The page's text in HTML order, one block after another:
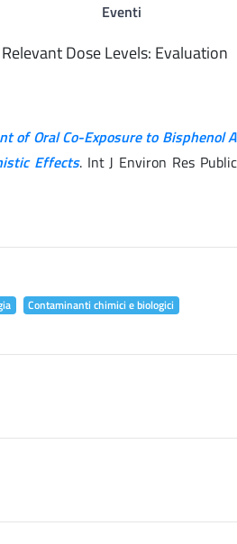
Eventi
Dose Levels: Evaluation
of Oral Co-Exposure to Bisphenol A
Effects. Int J Environ Res Public
Contaminanti chimici e biologici